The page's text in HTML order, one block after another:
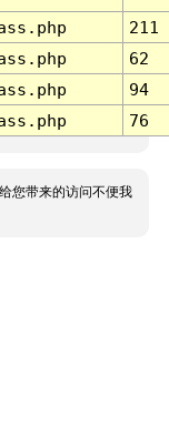
211
62
94
76
您带来的访问不便我